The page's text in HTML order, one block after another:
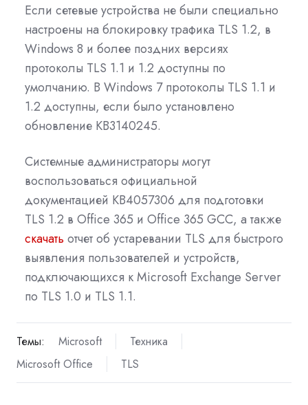
Если сетевые устройства не были специально
настроены на блокировку трафика TLS 1.2, в
Windows 8 и более поздних версиях
протоколы TLS 1.1 и 1.2 доступны по
умолчанию. В Windows 7 протоколы TLS 1.1 и
1.2 доступны, если было установлено
обновление KB3140245.
Системные администраторы могут
воспользоваться официальной
документацией KB4057306 для подготовки
TLS 1.2 в Office 365 и Office 365 GCC, а также
скачать отчет об устаревании TLS для быстрого
выявления пользователей и устройств,
подключающихся к Microsoft Exchange Server
по TLS 1.0 и TLS 1.1.
Темы: Microsoft
Техника
Microsoft Office
TLS